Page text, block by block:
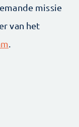
missie
van het